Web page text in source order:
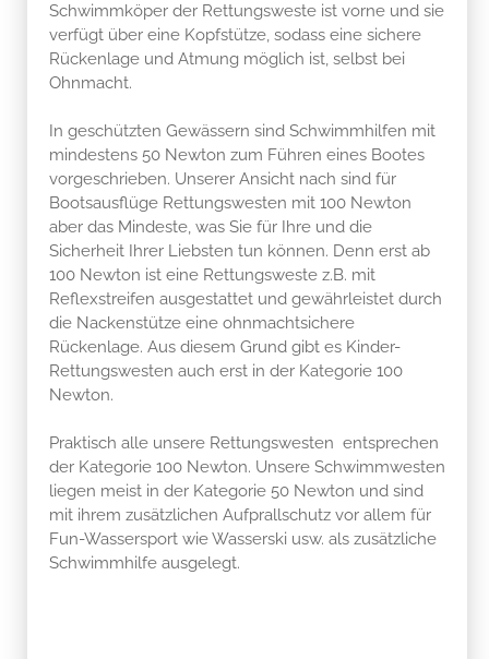
Schwimmköper der Rettungsweste ist vorne und sie
verfügt über eine Kopfstütze, sodass eine sichere
Rückenlage und Atmung möglich ist, selbst bei
Ohnmacht.
In geschützten Gewässern sind Schwimmhilfen mit
mindestens 50 Newton zum Führen eines Bootes
vorgeschrieben. Unserer Ansicht nach sind für
Bootsausflüge Rettungswesten mit 100 Newton
aber das Mindeste, was Sie für Ihre und die
Sicherheit Ihrer Liebsten tun können. Denn erst ab
100 Newton ist eine Rettungsweste z.B. mit
Reflexstreifen ausgestattet und gewährleistet durch
die Nackenstütze eine ohnmachtsichere
Rückenlage. Aus diesem Grund gibt es Kinder-
Rettungswesten auch erst in der Kategorie 100
Newton.
Praktisch alle unsere Rettungswesten entsprechen
der Kategorie 100 Newton. Unsere Schwimmwesten
liegen meist in der Kategorie 50 Newton und sind
mit ihrem zusätzlichen Aufprallschutz vor allem für
Fun-Wassersport wie Wasserski usw. als zusätzliche
Schwimmhilfe ausgelegt.